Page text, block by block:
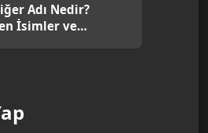
Adı Nedir?
İsimler ve